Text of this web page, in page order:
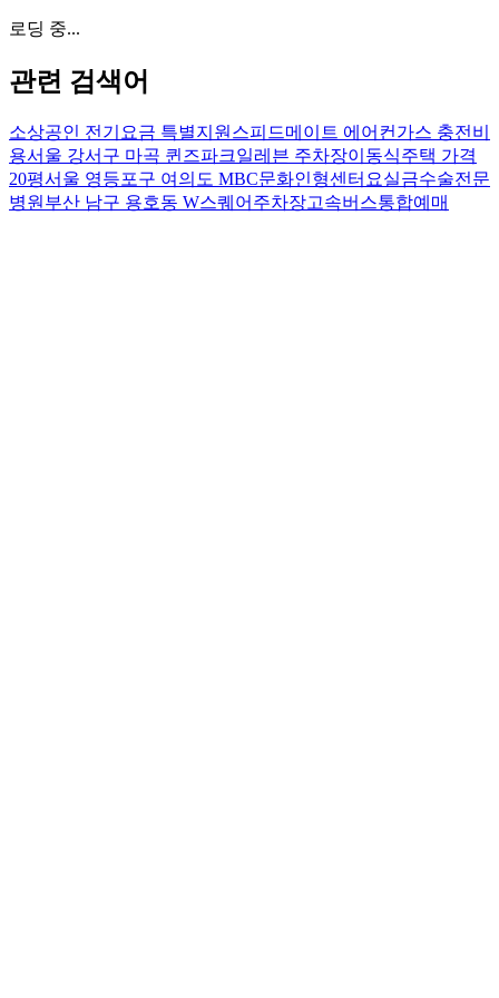
로딩 중...
관련 검색어
소상공인 전기요금 특별지원 스피드메이트 에어컨가스 충전비
용서울 강서구 마곡 퀸즈파크일레븐 주차장이동식주택 가격
20평서울 영등포구 여의도 MBC문화인형센터 요실금수술전문
병원 부산 남구 용호동 W스퀘어주차장고속버스통합예매